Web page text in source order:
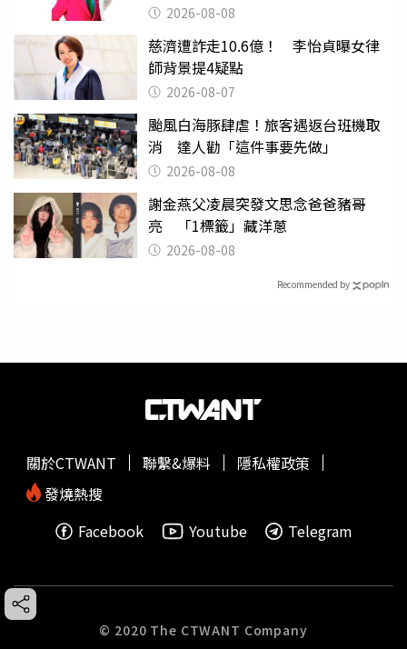
2026-08-08
慈濟遭詐走10.6億！ 李怡貞曝女律
師背景提4疑點
2026-08-07
颱風白海豚肆虐！旅客遇返台班機取
消 達人勸「這件事要先做」
2026-08-08
謝金燕父凌晨突發文思念爸爸豬哥
亮 「1標籤」藏洋蔥
2026-08-08
Recommended by
關於CTWANT 聯繫&爆料
隱私權政策
發燒熱搜
Facebook
Youtube Telegram
© 2020 The CTWANT Company